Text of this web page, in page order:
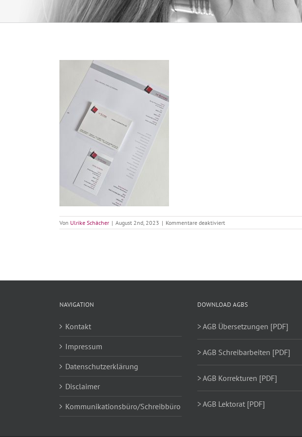
Von Ulrike Schächer | August 2nd, 2023 | Kommentare deaktiviertfür
NAVIGATION
Kontakt
Impressum
Datenschutzerklärung
Disclaimer
Kommunikationsbüro/Schreibbüro
DOWNLOAD AGBS
> AGB Übersetzungen [PDF]
> AGB Schreibarbeiten [PDF]
> AGB Korrekturen [PDF]
> AGB Lektorat [PDF]